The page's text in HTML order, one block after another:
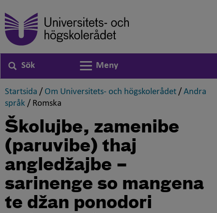
Sök
Växla navigering
Meny
Startsida ,
/ Om Universitets- och högskolerådet ,
/ Andra
språk ,
/ Romska
Školujbe, zamenibe
(paruvibe) thaj
angledžajbe –
sarinenge so mangena
te džan ponodori